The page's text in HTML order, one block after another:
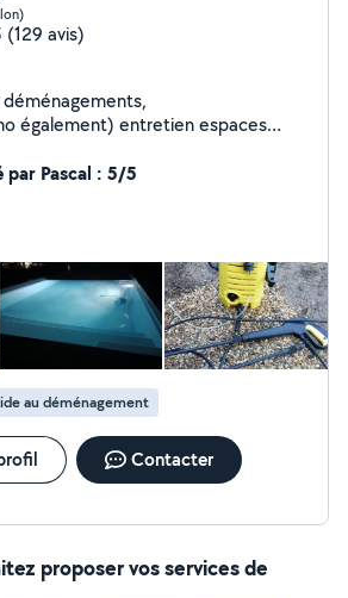
(129 avis)
également) entretien espaces
par Pascal : 5/5
au déménagement
Contacter
proposer vos services de